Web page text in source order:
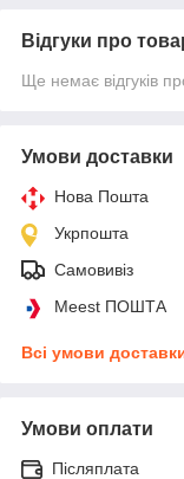
Відгуки про
Ще немає відгуків
Умови доставки
Нова Пошта
Укрпошта
Самовивіз
Meest ПОШТА
Всі умови
Умови оплати
Післяплата